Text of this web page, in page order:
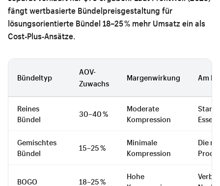
fängt wertbasierte Bündelpreisgestaltung für
lösungsorientierte Bündel 18–25 % mehr Umsatz ein als
Cost-Plus-Ansätze.
Bündeltyp
AOV-
Zuwachs
Margenwirkung Am
Reines
Bündel
30–40 %
Moderate
Kompression
Gemischtes
Bündel
15–25 %
Minimale
Kompression
Die
BOGO 18–25 %
Hohe